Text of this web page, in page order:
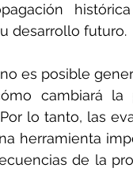
desarrollo futuro.
es posible
cambiará
lo tanto, las
herramienta
de la